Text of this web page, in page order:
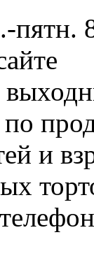
пятн.
и